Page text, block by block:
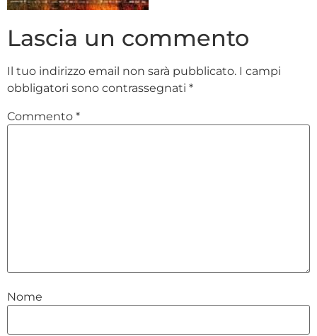
Lascia un commento
Il tuo indirizzo email non sarà pubblicato. I campi
obbligatori sono contrassegnati *
Commento *
Nome